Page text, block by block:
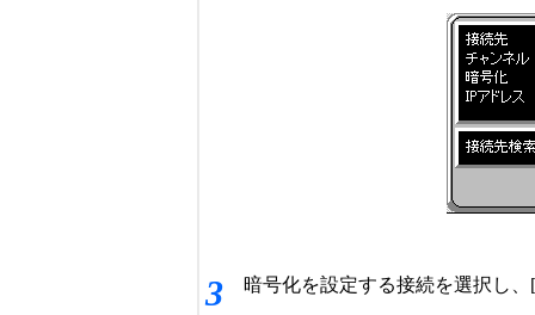
3 暗号化を設定する接続を選択し